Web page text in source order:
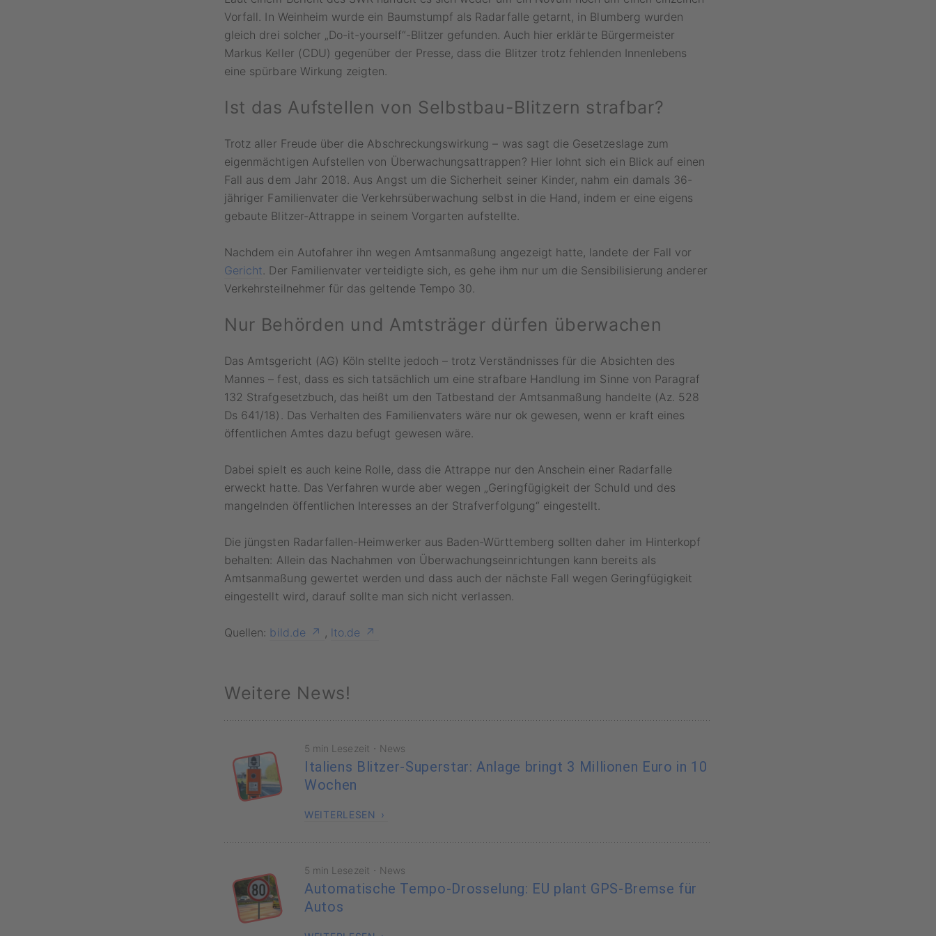
Vorfall. In Weinheim wurde ein Baumstumpf als Radarfalle getarnt, in Blumberg wurden
gleich drei solcher „Do-it-yourself“-Blitzer gefunden. Auch hier erklärte Bürgermeister
Markus Keller (CDU) gegenüber der Presse, dass die Blitzer trotz fehlenden Innenlebens
eine spürbare Wirkung zeigten.
Ist das Aufstellen von Selbstbau-Blitzern strafbar?
Trotz aller Freude über die Abschreckungswirkung – was sagt die Gesetzeslage zum
eigenmächtigen Aufstellen von Überwachungsattrappen? Hier lohnt sich ein Blick auf einen
Fall aus dem Jahr 2018. Aus Angst um die Sicherheit seiner Kinder, nahm ein damals 36-
jähriger Familienvater die Verkehrsüberwachung selbst in die Hand, indem er eine eigens
gebaute Blitzer-Attrappe in seinem Vorgarten aufstellte.
Nachdem ein Autofahrer ihn wegen Amtsanmaßung angezeigt hatte, landete der Fall vor
Gericht . Der Familienvater verteidigte sich, es gehe ihm nur um die Sensibilisierung anderer
Verkehrsteilnehmer für das geltende Tempo 30.
Nur Behörden und Amtsträger dürfen überwachen
Das Amtsgericht (AG) Köln stellte jedoch – trotz Verständnisses für die Absichten des
Mannes – fest, dass es sich tatsächlich um eine strafbare Handlung im Sinne von Paragraf
132 Strafgesetzbuch, das heißt um den Tatbestand der Amtsanmaßung handelte (Az. 528
Ds 641/18). Das Verhalten des Familienvaters wäre nur ok gewesen, wenn er kraft eines
öffentlichen Amtes dazu befugt gewesen wäre.
Dabei spielt es auch keine Rolle, dass die Attrappe nur den Anschein einer Radarfalle
erweckt hatte. Das Verfahren wurde aber wegen „Geringfügigkeit der Schuld und des
mangelnden öffentlichen Interesses an der Strafverfolgung“ eingestellt.
Die jüngsten Radarfallen-Heimwerker aus Baden-Württemberg sollten daher im Hinterkopf
behalten: Allein das Nachahmen von Überwachungseinrichtungen kann bereits als
Amtsanmaßung gewertet werden und dass auch der nächste Fall wegen Geringfügigkeit
eingestellt wird, darauf sollte man sich nicht verlassen.
Quellen: bild.de , lto.de
Weitere News!
5 min Lesezeit · News
Italiens Blitzer-Superstar: Anlage bringt 3 Millionen Euro in 10
Wochen
WEITERLESEN
5 min Lesezeit · News
Automatische Tempo-Drosselung: EU plant GPS-Bremse für
Autos